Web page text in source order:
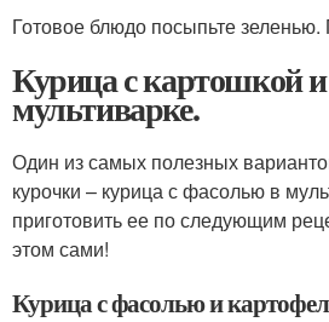
Готовое блюдо посыпьте
Курица с картошкой
мультиварке.
Один из самых полезных
курочки – курица с фасолью в
приготовить ее по следующим
этом сами!
Курица с фасолью и